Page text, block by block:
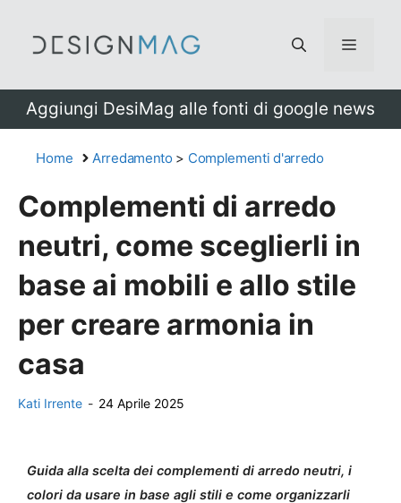
Menu
Aggiungi DesiMag alle fonti di google news
Home Arredamento > Complementi d'arredo
Complementi di arredo
neutri, come sceglierli in
base ai mobili e allo stile
per creare armonia in
casa
Kati Irrente - 24 Aprile 2025
Guida alla scelta dei complementi di arredo neutri, i
colori da usare in base agli stili e come organizzarli